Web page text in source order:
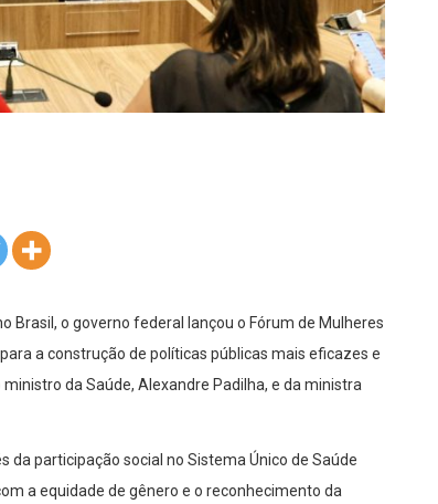
Brasil, o governo federal lançou o Fórum de Mulheres
a construção de políticas públicas mais eficazes e
da Saúde, Alexandre Padilha, e da ministra
participação social no Sistema Único de Saúde
a equidade de gênero e o reconhecimento da